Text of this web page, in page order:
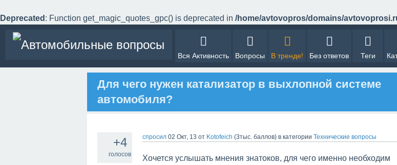
Deprecated : Function get_magic_quotes_gpc() is deprecated in /home/avtovopros/domains/
Вся Активность Вопросы В тренде! Без ответов Теги
Для чего нужен катализатор в выхлопной системе
автомобиля?
+4
голосов
спросил 02 Окт, 13 от Kotofeich (3тыс. баллов) в категории Технические вопросы
Хочется услышать мнения знатоков, для чего именно необходим